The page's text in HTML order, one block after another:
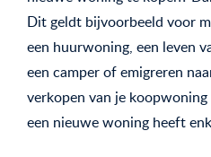
Dit geldt bijvoorbeeld voor
een huurwoning, een leven
een camper of emigreren
verkopen van je
een nieuwe woning heeft